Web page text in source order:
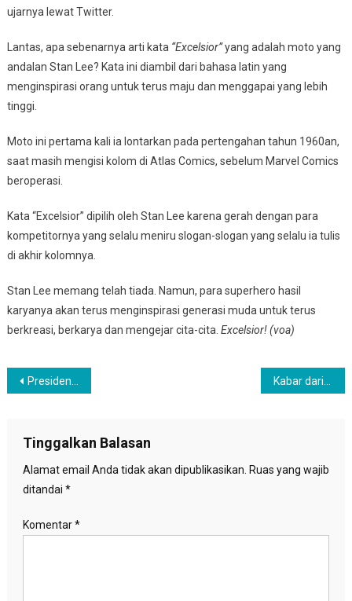
ujarnya lewat Twitter.
Lantas, apa sebenarnya arti kata “Excelsior”yang adalah moto yang
andalan Stan Lee? Kata ini diambil dari bahasa latin yang
menginspirasi orang untuk terus maju dan menggapai yang lebih
tinggi.
Moto ini pertama kali ia lontarkan pada pertengahan tahun 1960an,
saat masih mengisi kolom di Atlas Comics, sebelum Marvel Comics
beroperasi.
Kata “Excelsior” dipilih oleh Stan Lee karena gerah dengan para
kompetitornya yang selalu meniru slogan-slogan yang selalu ia tulis
di akhir kolomnya.
Stan Lee memang telah tiada. Namun, para superhero hasil
karyanya akan terus menginspirasi generasi muda untuk terus
berkreasi, berkarya dan mengejar cita-cita. Excelsior! (voa)
Navigasi
Presiden Jokowi Resmikan Monumen Kapsul Waktu di Merauke Kabar dari Paman Sam : Komunitas Muslim Indonesia di Los Angeles Kini Memiliki Mesjid
Tinggalkan Balasan
Alamat email Anda tidak akan dipublikasikan. Ruas yang wajib
ditandai *
Komentar*